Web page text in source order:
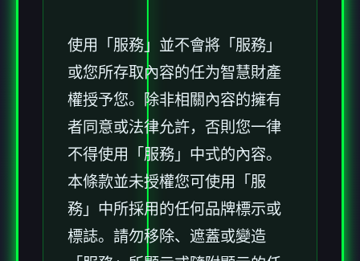
使用「服務」並不會將「服務」
或您所存取內容的任为智慧財產
權授予您。除非相關內容的擁有
者同意或法律允許，否則您一律
不得使用「服務」中式的內容。
本條款並未授權您可使用「服
務」中所採用的任何品牌標示或
標誌。請勿移除、遮蓋或變造